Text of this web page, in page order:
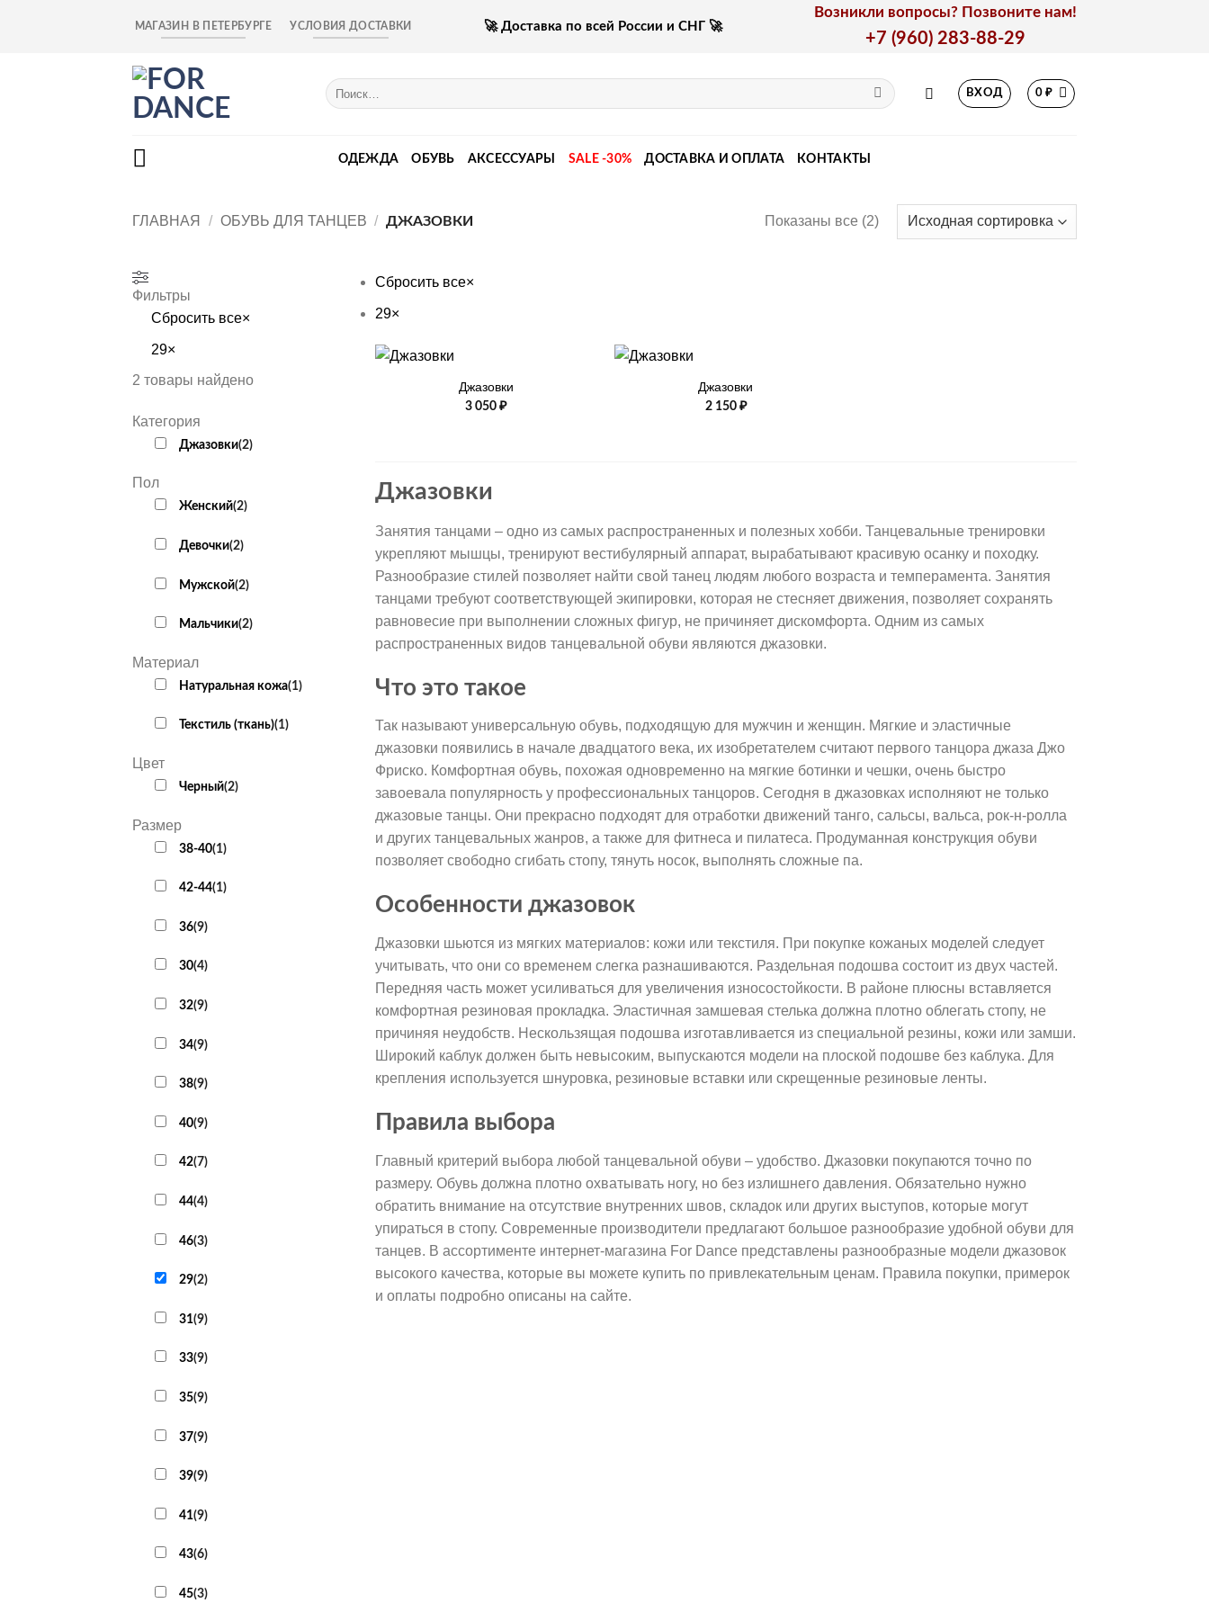
МАГАЗИН В ПЕТЕРБУРГЕ УСЛОВИЯ ДОСТАВКИ 🚀 Доставка по всей России и СНГ 🚀
Возникли вопросы? Позвоните нам!
+7 (960) 283-88-29
Искать:
ВХОД 0₽
ОДЕЖДА ОБУВЬ АКСЕССУАРЫ SALE -30% ДОСТАВКА И ОПЛАТА КОНТАКТЫ
ГЛАВНАЯ / ОБУВЬ ДЛЯ ТАНЦЕВ / ДЖАЗОВКИ Показаны все (2)
Фильтры
Сбросить все×
29×
2 товары найдено
Категория
Джазовки(2)
Пол
Женский(2)
Девочки(2)
Мужской(2)
Мальчики(2)
Материал
Натуральная кожа(1)
Текстиль (ткань)(1)
Цвет
Черный(2)
Размер
38-40(1)
42-44(1)
36(9)
30(4)
32(9)
34(9)
38(9)
40(9)
42(7)
44(4)
46(3)
29(2)
31(9)
33(9)
35(9)
37(9)
39(9)
41(9)
43(6)
45(3)
Сбросить все×
29×
+
Джазовки
3 050₽
+
Джазовки
2 150 ₽
Джазовки
Занятия танцами – одно из самых распространенных и полезных хобби. Танцевальные тренировки
укрепляют мышцы, тренируют вестибулярный аппарат, вырабатывают красивую осанку и походку.
Разнообразие стилей позволяет найти свой танец людям любого возраста и темперамента. Занятия
танцами требуют соответствующей экипировки, которая не стесняет движения, позволяет сохранять
равновесие при выполнении сложных фигур, не причиняет дискомфорта. Одним из самых
распространенных видов танцевальной обуви являются джазовки.
Что это такое
Так называют универсальную обувь, подходящую для мужчин и женщин. Мягкие и эластичные
джазовки появились в начале двадцатого века, их изобретателем считают первого танцора джаза Джо
Фриско. Комфортная обувь, похожая одновременно на мягкие ботинки и чешки, очень быстро
завоевала популярность у профессиональных танцоров. Сегодня в джазовках исполняют не только
джазовые танцы. Они прекрасно подходят для отработки движений танго, сальсы, вальса, рок-н-ролла
и других танцевальных жанров, а также для фитнеса и пилатеса. Продуманная конструкция обуви
позволяет свободно сгибать стопу, тянуть носок, выполнять сложные па.
Особенности джазовок
Джазовки шьются из мягких материалов: кожи или текстиля. При покупке кожаных моделей следует
учитывать, что они со временем слегка разнашиваются. Раздельная подошва состоит из двух частей.
Передняя часть может усиливаться для увеличения износостойкости. В районе плюсны вставляется
комфортная резиновая прокладка. Эластичная замшевая стелька должна плотно облегать стопу, не
причиняя неудобств. Нескользящая подошва изготавливается из специальной резины, кожи или замши.
Широкий каблук должен быть невысоким, выпускаются модели на плоской подошве без каблука. Для
крепления используется шнуровка, резиновые вставки или скрещенные резиновые ленты.
Правила выбора
Главный критерий выбора любой танцевальной обуви – удобство. Джазовки покупаются точно по
размеру. Обувь должна плотно охватывать ногу, но без излишнего давления. Обязательно нужно
обратить внимание на отсутствие внутренних швов, складок или других выступов, которые могут
упираться в стопу. Современные производители предлагают большое разнообразие удобной обуви для
танцев. В ассортименте интернет-магазина For Dance представлены разнообразные модели джазовок
высокого качества, которые вы можете купить по привлекательным ценам. Правила покупки, примерок
и оплаты подробно описаны на сайте.